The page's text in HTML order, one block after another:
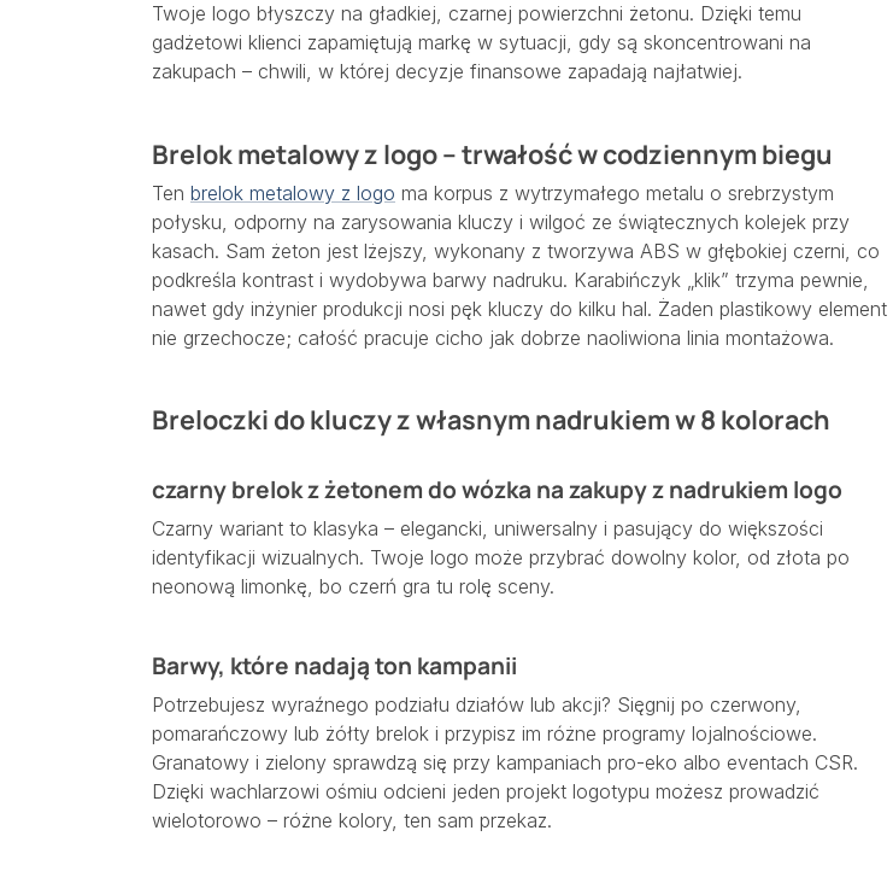
Twoje logo błyszczy na gładkiej, czarnej powierzchni żetonu. Dzięki temu
gadżetowi klienci zapamiętują markę w sytuacji, gdy są skoncentrowani na
zakupach – chwili, w której decyzje finansowe zapadają najłatwiej.
Brelok metalowy z logo – trwałość w codziennym biegu
Ten brelok metalowy z logo ma korpus z wytrzymałego metalu o srebrzystym
połysku, odporny na zarysowania kluczy i wilgoć ze świątecznych kolejek przy
kasach. Sam żeton jest lżejszy, wykonany z tworzywa ABS w głębokiej czerni, co
podkreśla kontrast i wydobywa barwy nadruku. Karabińczyk „klik” trzyma pewnie,
nawet gdy inżynier produkcji nosi pęk kluczy do kilku hal. Żaden plastikowy element
nie grzechocze; całość pracuje cicho jak dobrze naoliwiona linia montażowa.
Breloczki do kluczy z własnym nadrukiem w 8 kolorach
czarny brelok z żetonem do wózka na zakupy z nadrukiem logo
Czarny wariant to klasyka – elegancki, uniwersalny i pasujący do większości
identyfikacji wizualnych. Twoje logo może przybrać dowolny kolor, od złota po
neonową limonkę, bo czerń gra tu rolę sceny.
Barwy, które nadają ton kampanii
Potrzebujesz wyraźnego podziału działów lub akcji? Sięgnij po czerwony,
pomarańczowy lub żółty brelok i przypisz im różne programy lojalnościowe.
Granatowy i zielony sprawdzą się przy kampaniach pro-eko albo eventach CSR.
Dzięki wachlarzowi ośmiu odcieni jeden projekt logotypu możesz prowadzić
wielotorowo – różne kolory, ten sam przekaz.